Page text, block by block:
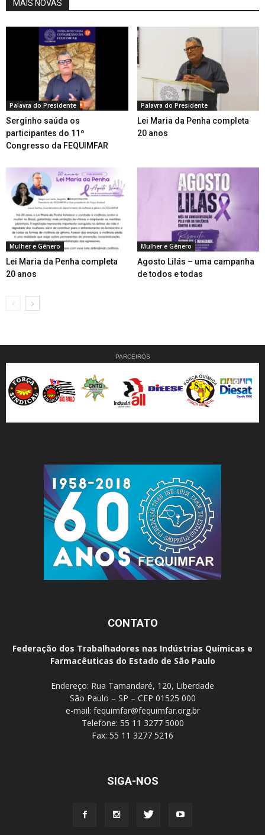
MAIS NOVAS
Palavra do Presidente
Serginho saúda os
participantes do 11º
Congresso da FEQUIMFAR
Palavra do Presidente
Lei Maria da Penha completa
20 anos
Mulher e Gênero
Lei Maria da Penha completa
20 anos
Mulher e Gênero
Agosto Lilás – uma campanha
de todos e todas
PARCEIROS
CONTATO
Federação dos Trabalhadores nas Indústrias Químicas e
Farmacêuticas do Estado de São Paulo
Endereço: Rua Tamandaré, 120, Liberdade
São Paulo – SP – CEP 01525 000
e-mail: fequimfar@fequimfar.org.br
Telefone: 55 11 3277 5000
Fax: 55 11 3277 5216
SIGA-NOS